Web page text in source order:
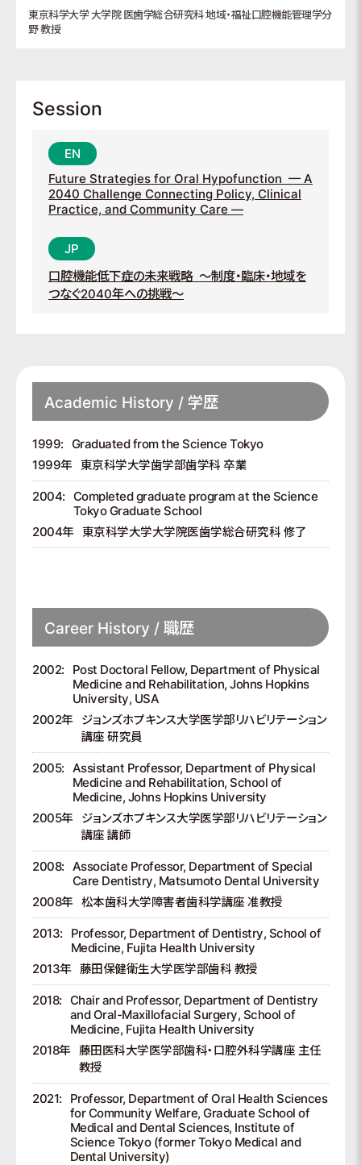
東京科学大学 大学院 医歯学総合研究科 地域・福祉口腔機能管理学分
野 教授
Session
Future Strategies for Oral Hypofunction — A
2040 Challenge Connecting Policy, Clinical
Practice, and Community Care —
口腔機能低下症の未来戦略～制度・臨床・地域を
つなぐ2040年への挑戦～
Academic History / 学歴
1999: Graduated from the Science Tokyo
2004:
Completed graduate program at the Science
Tokyo Graduate School
1999年 東京科学大学歯学部歯学科 卒業
2004年 東京科学大学大学院医歯学総合研究科 修了
Career History / 職歴
2002:
Post Doctoral Fellow, Department of Physical
Medicine and Rehabilitation, Johns Hopkins
University, USA
2005:
Assistant Professor, Department of Physical
Medicine and Rehabilitation, School of
Medicine, Johns Hopkins University
2008:
Associate Professor, Department of Special
Care Dentistry, Matsumoto Dental University
2013:
Professor, Department of Dentistry, School of
Medicine, Fujita Health University
2018:
Chair and Professor, Department of Dentistry
and Oral-Maxillofacial Surgery, School of
Medicine, Fujita Health University
2021:
Professor, Department of Oral Health Sciences
for Community Welfare, Graduate School of
Medical and Dental Sciences, Institute of
Science Tokyo (former Tokyo Medical and
Dental University)
2002年
ジョンズホプキンス大学医学部リハビリテーション
講座 研究員
2005年
ジョンズホプキンス大学医学部リハビリテーション
講座 講師
2008年 松本歯科大学障害者歯科学講座 准教授
2013年 藤田保健衛生大学医学部歯科 教授
2018年 藤田医科大学医学部歯科・口腔外科学講座 主任
教授